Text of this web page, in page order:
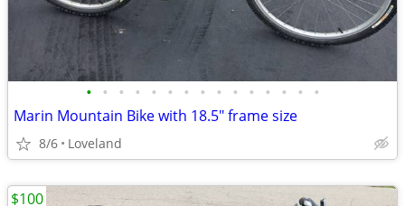
• • • • • • • • • • • • • • •
Marin Mountain Bike with 18.5" frame size
8/6 Loveland
$100